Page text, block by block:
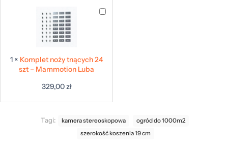
Komplet
–
1× Komplet noży tnących 24
szt – Mammotion Luba
329,00zł
Tagi: kamera stereoskopowa
ogród do 1000m2
szerokość koszenia 19 cm